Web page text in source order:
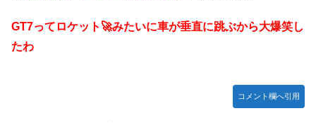
GT7ってロケット🚀みたいに車が垂直に跳ぶから大爆笑し
たわ
コメント欄へ引用